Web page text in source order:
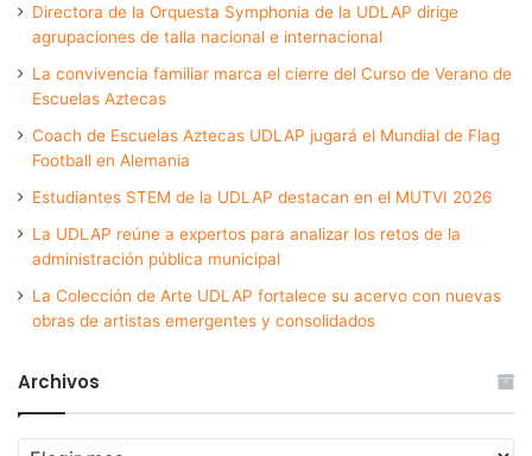
Directora de la Orquesta Symphonia de la UDLAP dirige
agrupaciones de talla nacional e internacional
La convivencia familiar marca el cierre del Curso de Verano de
Escuelas Aztecas
Coach de Escuelas Aztecas UDLAP jugará el Mundial de Flag
Football en Alemania
Estudiantes STEM de la UDLAP destacan en el MUTVI 2026
La UDLAP reúne a expertos para analizar los retos de la
administración pública municipal
La Colección de Arte UDLAP fortalece su acervo con nuevas
obras de artistas emergentes y consolidados
Archivos
Archivos